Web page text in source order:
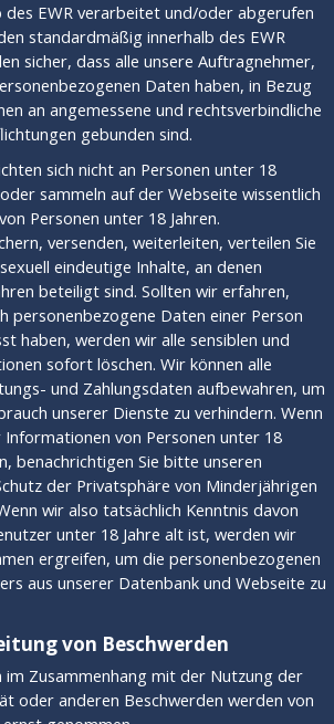
des EWR verarbeitet und/oder abgerufen
standardmäßig innerhalb des EWR
sicher, dass alle unsere Auftragnehmer,
Daten haben, in Bezug
an angemessene und rechtsverbindliche
gebunden sind.
sich nicht an Personen unter 18
sammeln auf der Webseite wissentlich
Personen unter 18 Jahren.
versenden, weiterleiten, verteilen Sie
eindeutige Inhalte, an denen
beteiligt sind. Sollten wir erfahren,
personenbezogene Daten einer Person
haben, werden wir alle sensiblen und
sofort löschen. Wir können alle
und Zahlungsdaten aufbewahren, um
unserer Dienste zu verhindern. Wenn
Informationen von Personen unter 18
benachrichtigen Sie bitte unseren
der Privatsphäre von Minderjährigen
wir also tatsächlich Kenntnis davon
unter 18 Jahre alt ist, werden wir
ergreifen, um die personenbezogenen
aus unserer Datenbank und Webseite zu
von Beschwerden
im Zusammenhang mit der Nutzung der
oder anderen Beschwerden werden von